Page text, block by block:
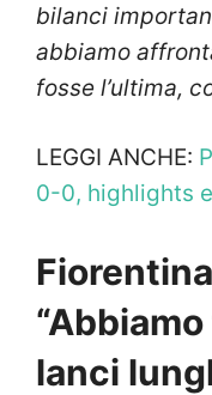
bilanci
abbiamo
fosse l’ultima,
LEGGI ANCHE:
0-0, highlights
lanci